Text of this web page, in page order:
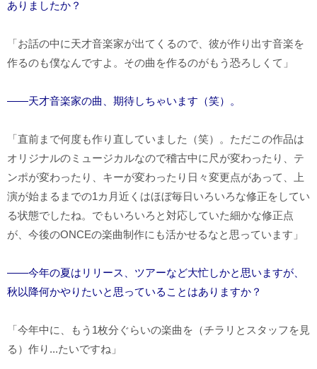
ありましたか？
「お話の中に天才音楽家が出てくるので、彼が作り出す音楽を
作るのも僕なんですよ。その曲を作るのがもう恐ろしくて」
――天才音楽家の曲、期待しちゃいます（笑）。
「直前まで何度も作り直していました（笑）。ただこの作品は
オリジナルのミュージカルなので稽古中に尺が変わったり、テ
ンポが変わったり、キーが変わったり日々変更点があって、上
演が始まるまでの1カ月近くはほぼ毎日いろいろな修正をしてい
る状態でしたね。でもいろいろと対応していた細かな修正点
が、今後のONCEの楽曲制作にも活かせるなと思っています」
――今年の夏はリリース、ツアーなど大忙しかと思いますが、
秋以降何かやりたいと思っていることはありますか？
「今年中に、もう1枚分ぐらいの楽曲を（チラリとスタッフを見
る）作り...たいですね」